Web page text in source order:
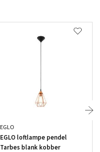
EGLO
EGLO loftlampe pendel
Tarbes blank kobber